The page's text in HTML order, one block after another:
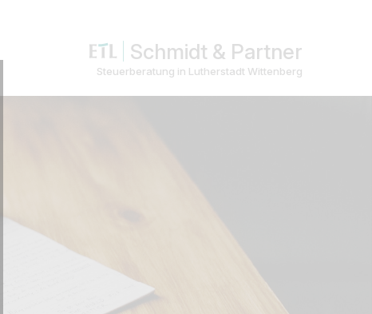
Schmidt & Partner
Steuerberatung in Lutherstadt Wittenberg